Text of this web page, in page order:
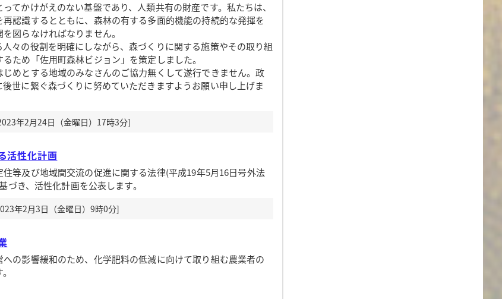
てかけがえのない基盤であり、人類共有の財産です。私たちは、
認識するとともに、森林の有する多面的機能の持続的な発揮を
図らなければなりません。
々の役割を明確にしながら、森づくりに関する施策やその取り組
ため「佐用町森林ビジョン」を策定しました。
めとする地域のみなさんのご協力無くして遂行できません。政
世に繋ぐ森づくりに努めていただきますようお願い申し上げま
年2月24日（金曜日）17時3分]
活性化計画
等及び地域間交流の促進に関する法律(平成19年5月16日号外法
き、活性化計画を公表します。
年2月3日（金曜日）9時0分]
の影響緩和のため、化学肥料の低減に向けて取り組む農業者の